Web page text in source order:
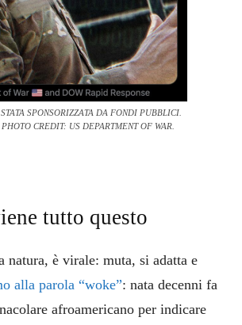
SPONSORIZZATA DA FONDI PUBBLICI.
CREDIT: US DEPARTMENT OF WAR.
tutto questo
natura, è virale: muta, si adatta e
alla parola “woke”: nata decenni fa
afroamericano per indicare